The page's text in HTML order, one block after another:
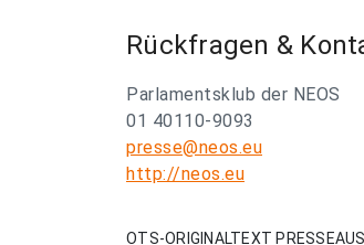
Rückfragen &
Parlamentsklub der NEOS
01 40110-9093
presse@neos.eu
http://neos.eu
OTS-ORIGINALTEXT